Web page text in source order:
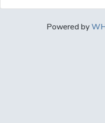
Powered by